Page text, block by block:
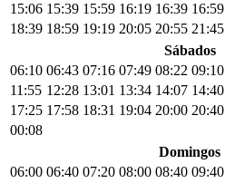
15:06 15:39 15:59 16:19 16:39 16:59
18:39 18:59 19:19 20:05 20:55 21:45
Sábados
06:10 06:43 07:16 07:49 08:22 09:10
11:55 12:28 13:01 13:34 14:07 14:40
17:25 17:58 18:31 19:04 20:00 20:40
00:08
Domingos
06:00 06:40 07:20 08:00 08:40 09:40